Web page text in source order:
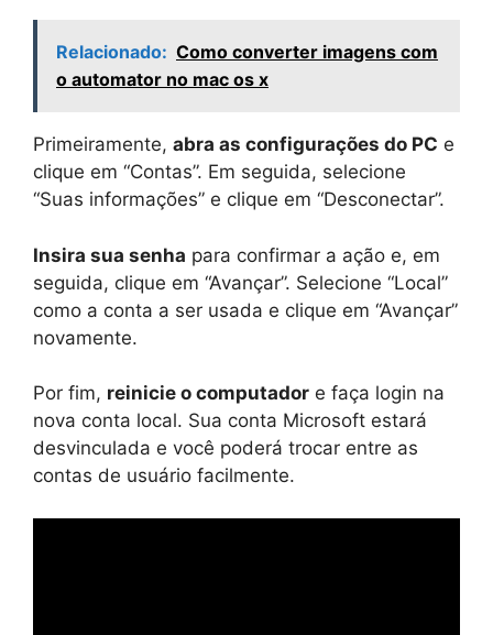
Relacionado: Como converter imagens com
o automator no mac os x
Primeiramente, abra as configurações do PC e
clique em “Contas”. Em seguida, selecione
“Suas informações” e clique em “Desconectar”.
Insira sua senha para confirmar a ação e, em
seguida, clique em “Avançar”. Selecione “Local”
como a conta a ser usada e clique em “Avançar”
novamente.
Por fim, reinicie o computador e faça login na
nova conta local. Sua conta Microsoft estará
desvinculada e você poderá trocar entre as
contas de usuário facilmente.